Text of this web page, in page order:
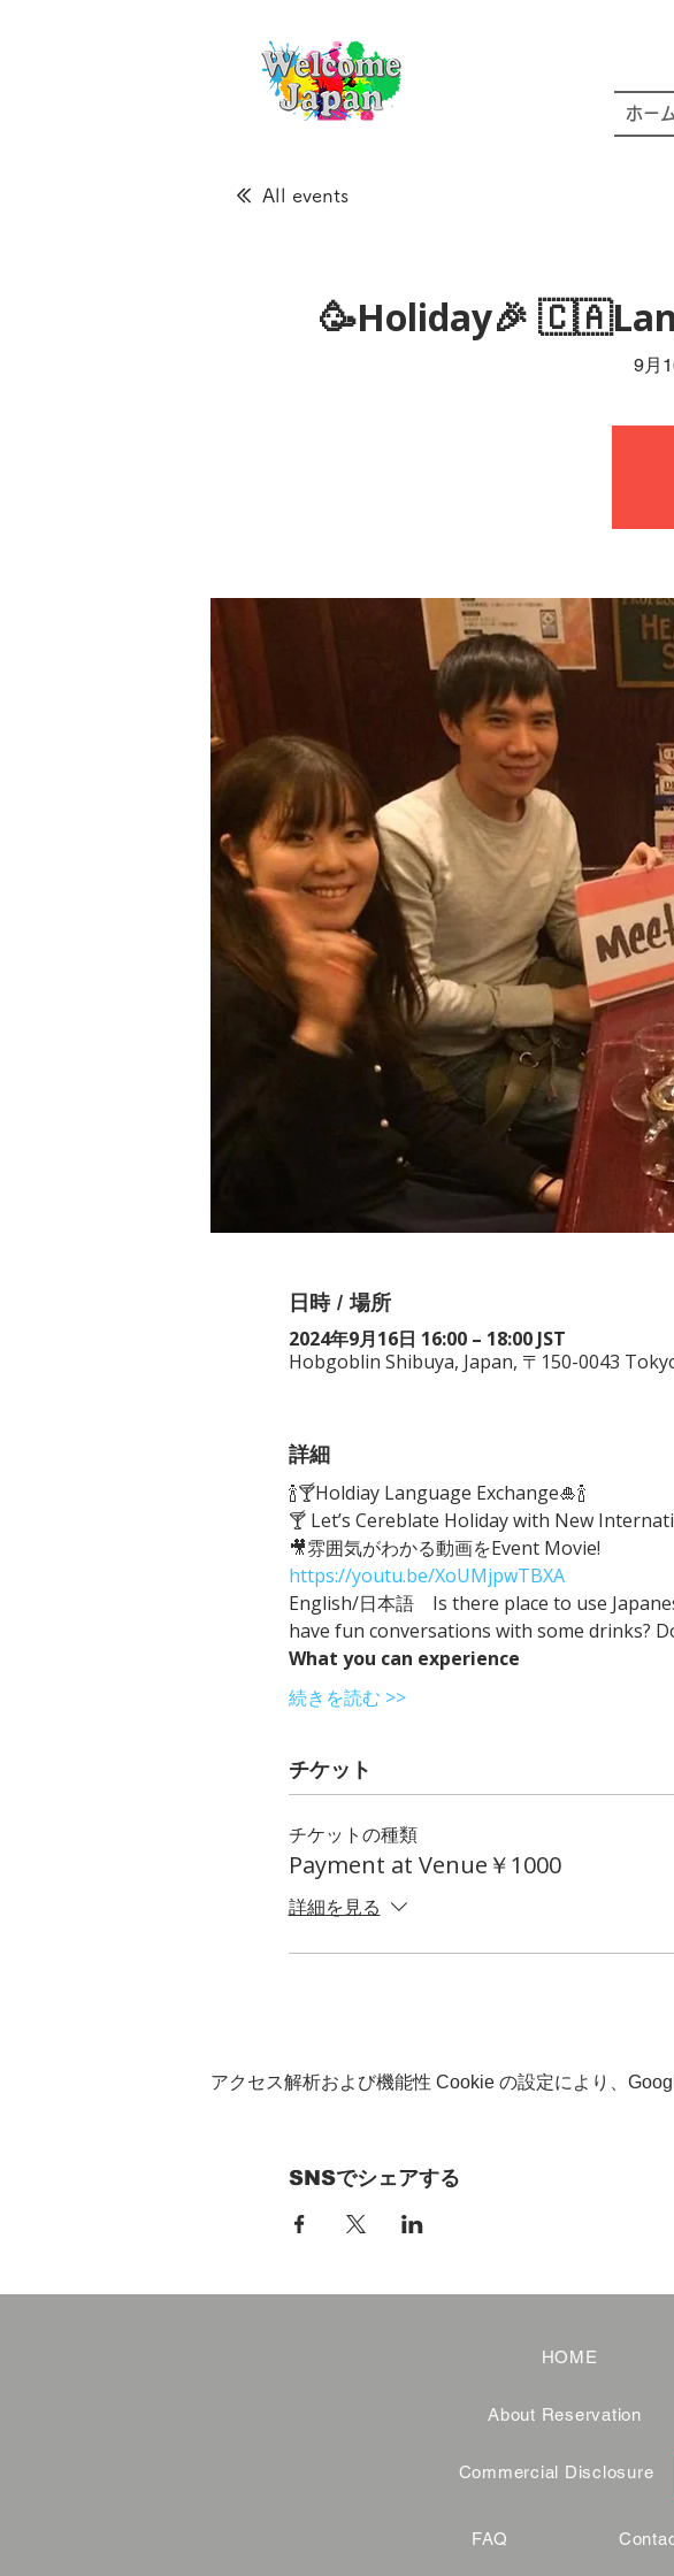
ホー
All events
🥳Holiday🎉
9月
日時 / 場所
2024年9月16日 16:00 – 18:00 JST
Hobgoblin Shibuya, Japan, 〒150-0043
詳細
🍾🍸Holdiay Language Exchange🎍🍾
🍸 Let’s Cereblate Holiday with New
🎥雰囲気がわかる動画をEvent Movie!
https://youtu.be/XoUMjpwTBXA
English/日本語　Is there place to use
have fun conversations with some drinks?
What you can experience
続きを読む >>
チケット
チケットの種類
Payment at Venue￥1000
詳細を見る
アクセス解析および機能性 Cookie の設定により、
SNSでシェアする
HOME
About Reservation
Commercial Disclosure
FAQ